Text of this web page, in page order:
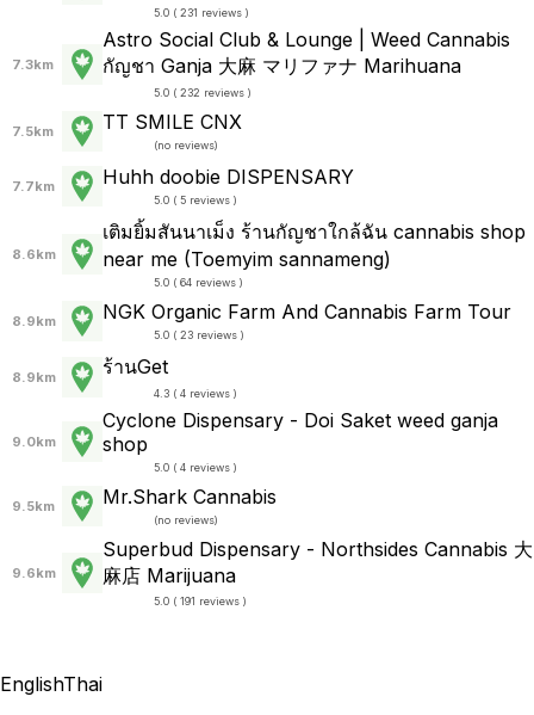
5.0 ( 231 reviews )
7.3km
Astro Social Club & Lounge | Weed Cannabis
กัญชา Ganja 大麻 マリファナ Marihuana
5.0 ( 232 reviews )
7.5km TT SMILE CNX
(no reviews)
7.7km Huhh doobie DISPENSARY
5.0 ( 5 reviews )
8.6km
เติมยิ้มสันนาเม็ง ร้านกัญชาใกล้ฉัน cannabis shop
near me (Toemyim sannameng)
5.0 ( 64 reviews )
8.9km NGK Organic Farm And Cannabis Farm Tour
5.0 ( 23 reviews )
8.9km ร้านGet
4.3 ( 4 reviews )
9.0km
Cyclone Dispensary - Doi Saket weed ganja
shop
5.0 ( 4 reviews )
9.5km Mr.Shark Cannabis
(no reviews)
9.6km
Superbud Dispensary - Northsides Cannabis 大
麻店 Marijuana
5.0 ( 191 reviews )
EnglishThai